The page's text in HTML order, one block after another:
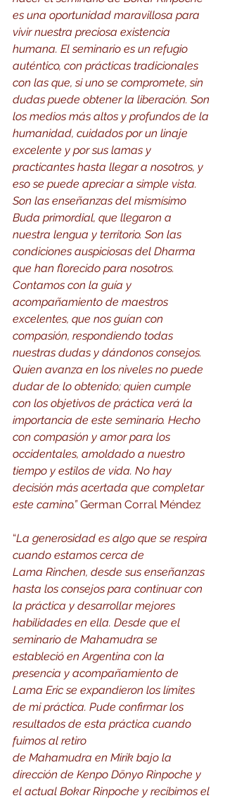
es una oportunidad maravillosa para
vivir nuestra preciosa existencia
humana. El seminario es un refugio
auténtico, con prácticas tradicionales
con las que, si uno se compromete, sin
dudas puede obtener la liberación. Son
los medios más altos y profundos de la
humanidad, cuidados por un linaje
excelente y por sus lamas y
practicantes hasta llegar a nosotros, y
eso se puede apreciar a simple vista.
Son las enseñanzas del mismísimo
Buda primordial, que llegaron a
nuestra lengua y territorio. Son las
condiciones auspiciosas del Dharma
que han florecido para nosotros.
Contamos con la guía y
acompañamiento de maestros
excelentes, que nos guían con
compasión, respondiendo todas
nuestras dudas y dándonos consejos.
Quien avanza en los niveles no puede
dudar de lo obtenido; quien cumple
con los objetivos de práctica verá la
importancia de este seminario. Hecho
con compasión y amor para los
occidentales, amoldado a nuestro
tiempo y estilos de vida. No hay
decisión más acertada que completar
este camino.” German Corral Méndez
“La generosidad es algo que se respira
cuando estamos cerca de
Lama Rinchen, desde sus enseñanzas
hasta los consejos para continuar con
la práctica y desarrollar mejores
habilidades en ella. Desde que el
seminario de Mahamudra se
estableció en Argentina con la
presencia y acompañamiento de
Lama Eric se expandieron los límites
de mi práctica. Pude confirmar los
resultados de esta práctica cuando
fuimos al retiro
de Mahamudra en Mirik bajo la
dirección de Kenpo Dönyo Rinpoche y
el actual Bokar Rinpoche y recibimos el